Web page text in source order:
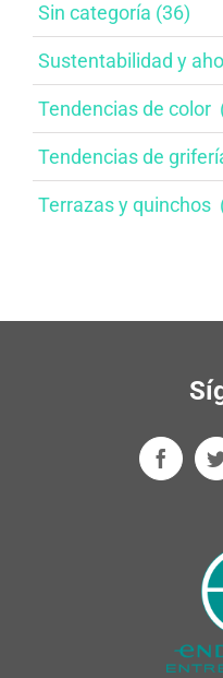
Sin categoría (36)
Sustentabilidad y
Tendencias de color
Tendencias de
Terrazas y quinchos